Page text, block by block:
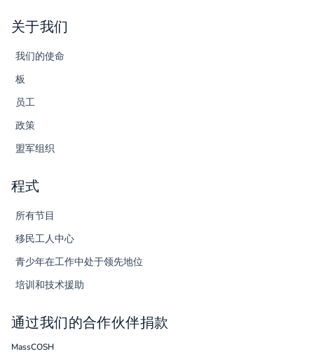
关于我们
我们的使命
板
员工
政策
盟军组织
程式
所有节目
移民工人中心
青少年在工作中处于领先地位
培训和技术援助
通过我们的合作伙伴捐款
MassCOSH